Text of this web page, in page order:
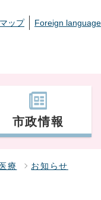
ップ Foreign language
市政情報
療 お知らせ